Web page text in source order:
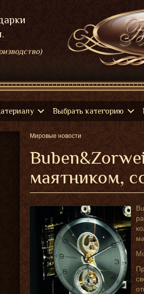
Выбрать категорию
Мировые новости
маятником,